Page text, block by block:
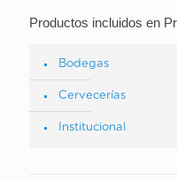
Productos incluidos en
Bodegas
Cervecerías
Institucional